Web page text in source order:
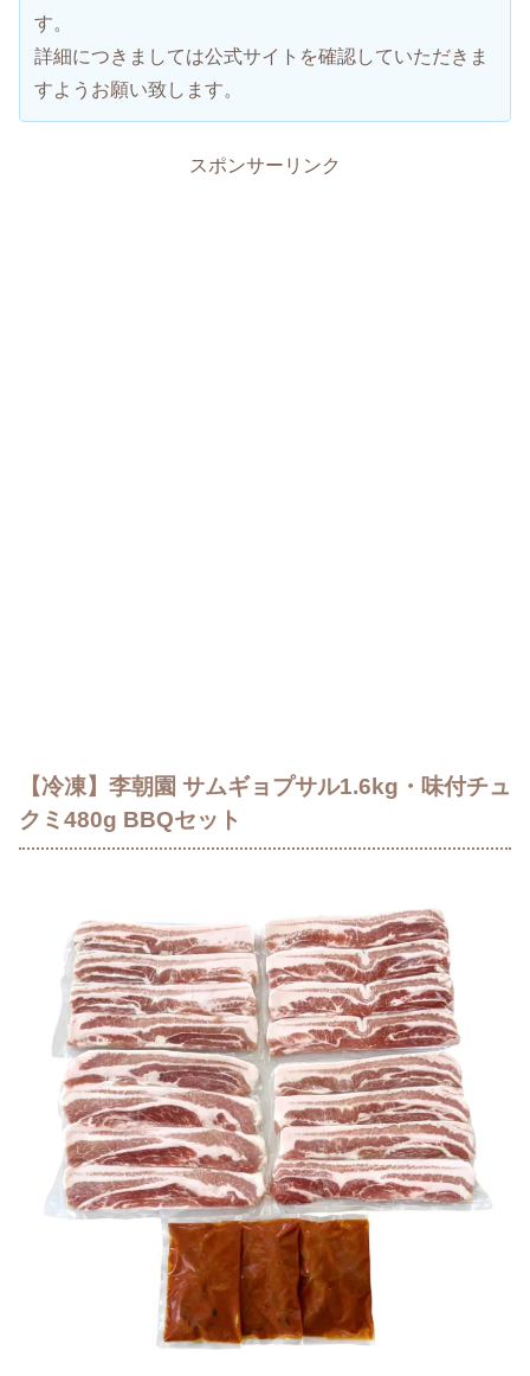
す。
詳細につきましては公式サイトを確認していただきま
すようお願い致します。
スポンサーリンク
【冷凍】李朝園 サムギョプサル1.6kg・味付チュ
クミ480g BBQセット